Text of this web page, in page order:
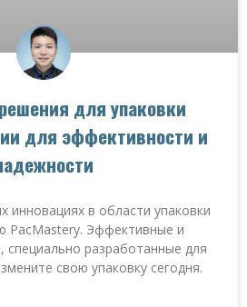
для упаковки
для эффективности и
инновациях в области упаковки
PacMastery. Эффективные и
разработанные для
свою упаковку сегодня.